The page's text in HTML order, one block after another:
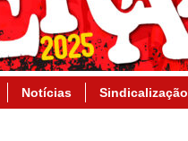
Notícias Sindicalização